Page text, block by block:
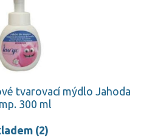
tvarovací mýdlo Jahoda
300 ml
(2)